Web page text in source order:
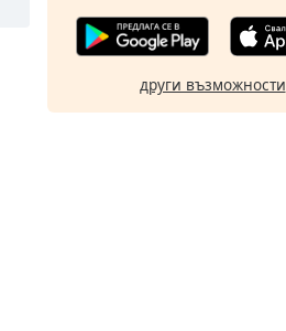
други възможности